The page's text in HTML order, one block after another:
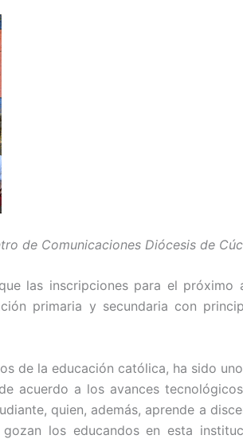
de Comunicaciones Diócesis de
las inscripciones para el próximo
primaria y secundaria con
de la educación católica, ha sido
acuerdo a los avances
quien, además, aprende a
los educandos en esta